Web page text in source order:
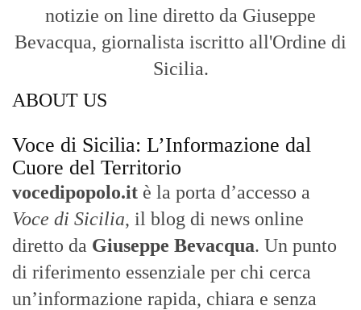
notizie on line diretto da Giuseppe
Bevacqua, giornalista iscritto all'Ordine di
Sicilia.
ABOUT US
Voce di Sicilia: L’Informazione dal
Cuore del Territorio
vocedipopolo.it è la porta d’accesso a
Voce di Sicilia, il blog di news online
diretto da Giuseppe Bevacqua. Un punto
di riferimento essenziale per chi cerca
un’informazione rapida, chiara e senza